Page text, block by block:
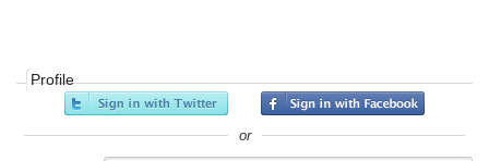
Profile
or